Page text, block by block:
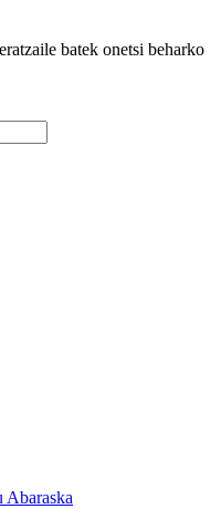
batek onetsi beharko
Abaraska